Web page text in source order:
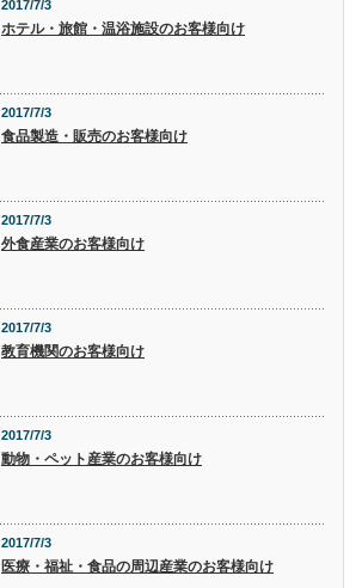
2017/7/3
ホテル・旅館・温浴施設のお客様向け
2017/7/3
食品製造・販売のお客様向け
2017/7/3
外食産業のお客様向け
2017/7/3
教育機関のお客様向け
2017/7/3
動物・ペット産業のお客様向け
2017/7/3
医療・福祉・食品の周辺産業のお客様向け